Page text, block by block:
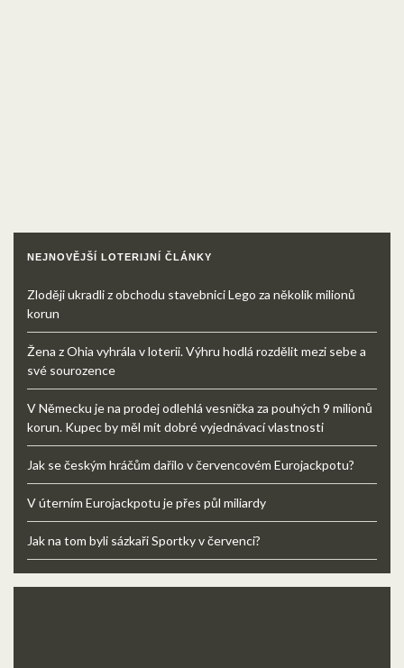
NEJNOVĚJŠÍ LOTERIJNÍ ČLÁNKY
Zloději ukradli z obchodu stavebnici Lego za několik milionů
korun
Žena z Ohia vyhrála v loterii. Výhru hodlá rozdělit mezi sebe a
své sourozence
V Německu je na prodej odlehlá vesnička za pouhých 9 milionů
korun. Kupec by měl mít dobré vyjednávací vlastnosti
Jak se českým hráčům dařilo v červencovém Eurojackpotu?
V úterním Eurojackpotu je přes půl miliardy
Jak na tom byli sázkaři Sportky v červenci?